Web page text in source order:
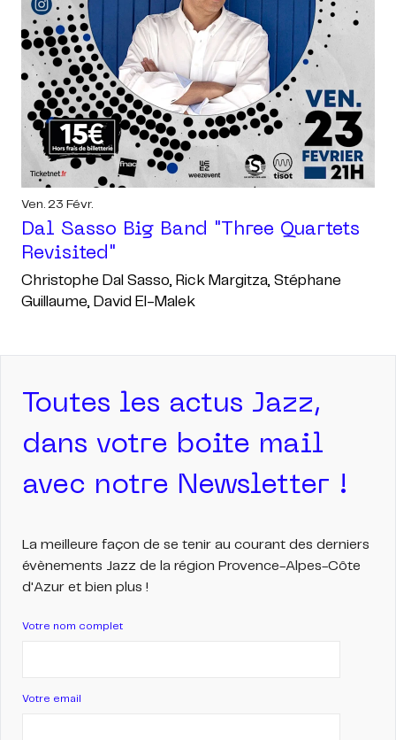
Ven. 23 Févr.
Dal Sasso Big Band "three Quartets
Revisited"
Christophe Dal Sasso, Rick Margitza, Stéphane
Guillaume, David El-Malek
Toutes les actus Jazz,
dans votre boite mail
avec notre Newsletter !
La meilleure façon de se tenir au courant des derniers
évènements Jazz de la région Provence-Alpes-Côte
d'Azur et bien plus !
Votre nom complet
Votre email